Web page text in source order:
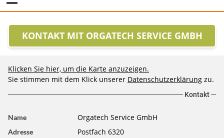
KONTAKT MIT ORGATECH SERVICE GMBH
Klicken Sie hier, um die Karte anzuzeigen.
Sie stimmen mit dem Klick unserer Datenschutzerklärung zu.
Kontakt
Name Orgatech Service GmbH
Adresse Postfach 6320